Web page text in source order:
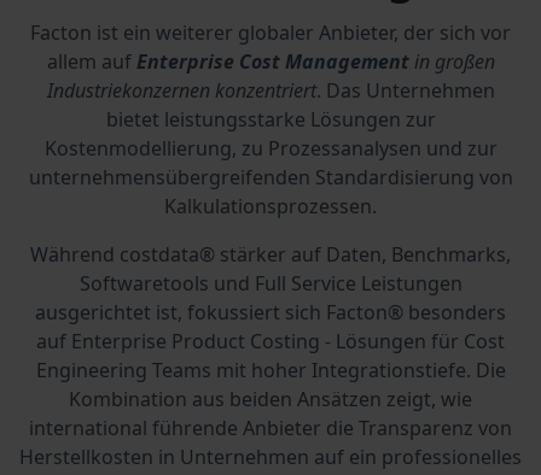
Facton ist ein weiterer globaler Anbieter, der sich vor
allem auf Enterprise Cost Management in großen
Industriekonzernen konzentriert. Das Unternehmen
bietet leistungsstarke Lösungen zur
Kostenmodellierung, zu Prozessanalysen und zur
unternehmensübergreifenden Standardisierung von
Kalkulationsprozessen.
Während costdata® stärker auf Daten, Benchmarks,
Softwaretools und Full Service Leistungen
ausgerichtet ist, fokussiert sich Facton® besonders
auf Enterprise Product Costing - Lösungen für Cost
Engineering Teams mit hoher Integrationstiefe. Die
Kombination aus beiden Ansätzen zeigt, wie
international führende Anbieter die Transparenz von
Herstellkosten in Unternehmen auf ein professionelles